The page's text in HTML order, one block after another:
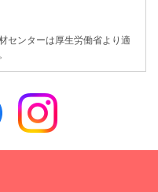
センターは厚生労働省より適